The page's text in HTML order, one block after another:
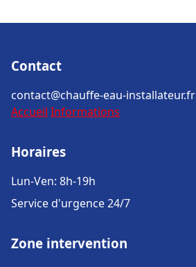
Contact
contact@chauffe-eau-installateur.fr
Accueil Informations
Horaires
Lun-Ven: 8h-19h
Service d'urgence 24/7
Zone intervention